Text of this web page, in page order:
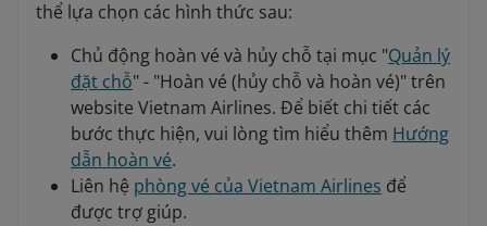
thể lựa chọn các hình thức sau:
Chủ động hoàn vé và hủy chỗ tại mục "Quản lý
đặt chỗ" - "Hoàn vé (hủy chỗ và hoàn vé)" trên
website Vietnam Airlines. Để biết chi tiết các
bước thực hiện, vui lòng tìm hiểu thêm Hướng
dẫn hoàn vé.
Liên hệ phòng vé của Vietnam Airlines để
được trợ giúp.